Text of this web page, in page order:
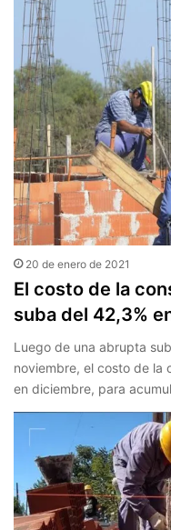
20 de enero de 2021
El costo de la
suba del 42,3%
Luego de una abrupta
noviembre, el costo de la
en diciembre, para